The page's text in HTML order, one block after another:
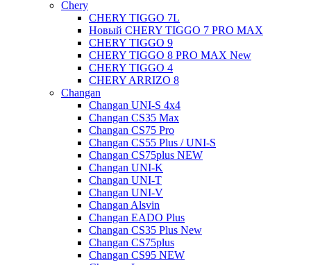
Chery
CHERY TIGGO 7L
Новый CHERY TIGGO 7 PRO MAX
CHERY TIGGO 9
CHERY TIGGO 8 PRO MAX New
CHERY TIGGO 4
CHERY ARRIZO 8
Changan
Changan UNI-S 4x4
Changan CS35 Max
Changan CS75 Pro
Changan CS55 Plus / UNI-S
Changan CS75plus NEW
Changan UNI-K
Changan UNI-T
Changan UNI-V
Changan Alsvin
Changan EADO Plus
Changan CS35 Plus New
Changan CS75plus
Changan CS95 NEW